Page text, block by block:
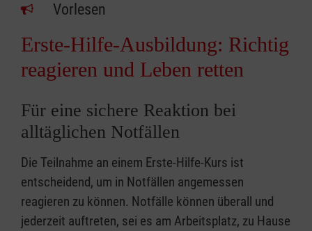
Vorlesen
Erste-Hilfe-Ausbildung: Richtig
reagieren und Leben retten
Für eine sichere Reaktion bei
alltäglichen Notfällen
Die Teilnahme an einem Erste-Hilfe-Kurs ist
entscheidend, um in Notfällen angemessen
reagieren zu können. Notfälle können überall und
jederzeit auftreten, sei es am Arbeitsplatz, zu Hause